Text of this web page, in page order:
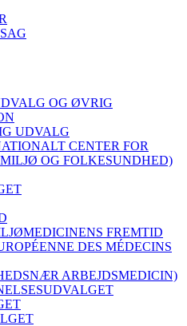
OG ØVRIG
UDVALG
CENTER FOR
OG FOLKESUNDHED)
FREMTID
DES MÉDECINS
ARBEJDSMEDICIN)